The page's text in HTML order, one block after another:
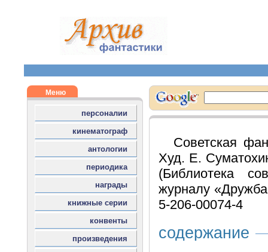
Советская
Худ. Е.
(Библиотека
журналу
5-206-00074-4
содержание